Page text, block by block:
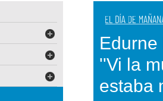
Edurne
''Vi la
estaba